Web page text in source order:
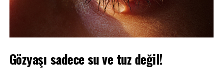
Gözyaşı sadece su ve tuz değil!